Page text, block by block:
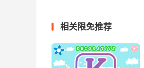
相关限免推荐